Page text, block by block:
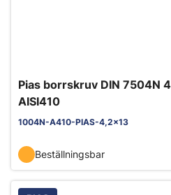
Pias borrskruv DIN 7504N
AISI410
1004N-A410-PIAS-4,2x13
Beställningsbar